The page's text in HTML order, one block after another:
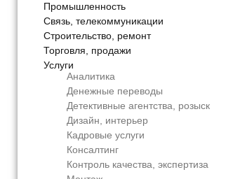
Промышленность
Связь, телекоммуникации
Строительство, ремонт
Торговля, продажи
Услуги
Аналитика
Денежные переводы
Детективные агентства, розыск
Дизайн, интерьер
Кадровые услуги
Консалтинг
Контроль качества, экспертиза